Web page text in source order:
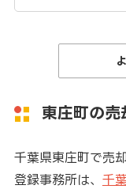
東庄町の売
千葉県東庄町で売
登録事務所は、 千